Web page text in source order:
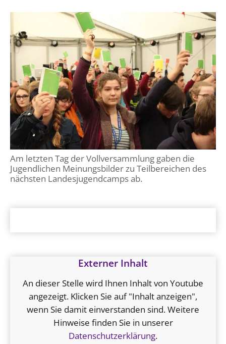
Am letzten Tag der Vollversammlung gaben die
Jugendlichen Meinungsbilder zu Teilbereichen des
nächsten Landesjugendcamps ab.
Externer Inhalt
An dieser Stelle wird Ihnen Inhalt von Youtube
angezeigt. Klicken Sie auf "Inhalt anzeigen",
wenn Sie damit einverstanden sind. Weitere
Hinweise finden Sie in unserer
Datenschutzerklärung.